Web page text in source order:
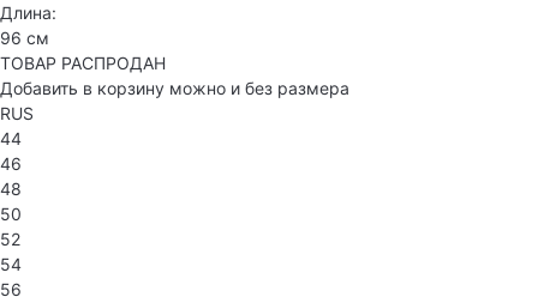
Длина:
96 см
ТОВАР РАСПРОДАН
Добавить в корзину можно и без размера
RUS
44
46
48
50
52
54
56